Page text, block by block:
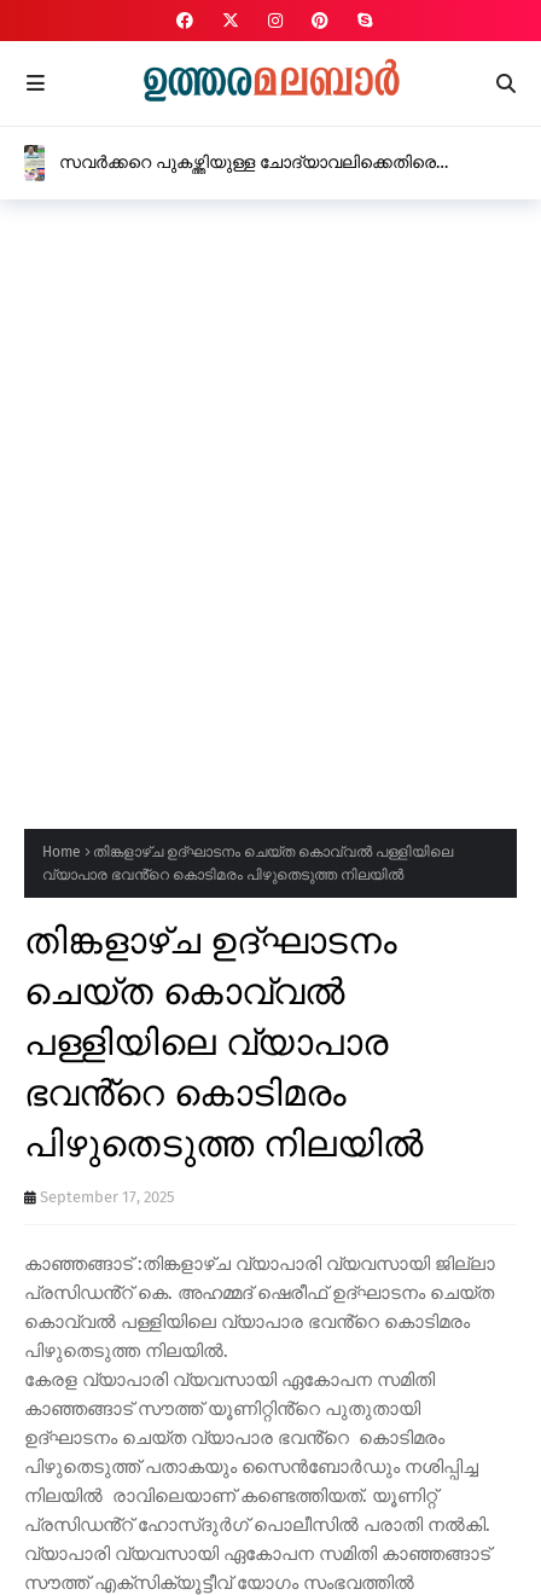
സവർക്കറെ പുകഴ്ത്തിയുള്ള ചോദ്യാവലിക്കെതിരെ
വിദ്യാഭ്യാസ മന്ത്രി
Home
തിങ്കളാഴ്ച ഉദ്ഘാടനം ചെയ്ത കൊവ്വൽ പള്ളിയിലെ
വ്യാപാര ഭവൻ്റെ കൊടിമരം പിഴുതെടുത്ത നിലയിൽ
തിങ്കളാഴ്ച ഉദ്ഘാടനം
ചെയ്ത കൊവ്വൽ
പള്ളിയിലെ വ്യാപാര
ഭവൻ്റെ കൊടിമരം
പിഴുതെടുത്ത നിലയിൽ
September 17, 2025
കാഞ്ഞങ്ങാട് :തിങ്കളാഴ്ച വ്യാപാരി വ്യവസായി ജില്ലാ
പ്രസിഡൻ്റ് കെ. അഹമ്മദ് ഷെരീഫ് ഉദ്ഘാടനം ചെയ്ത
കൊവ്വൽ പള്ളിയിലെ വ്യാപാര ഭവൻ്റെ കൊടിമരം
പിഴുതെടുത്ത നിലയിൽ.
കേരള വ്യാപാരി വ്യവസായി ഏകോപന സമിതി
കാഞ്ഞങ്ങാട് സൗത്ത് യൂണിറ്റിൻ്റെ പുതുതായി
ഉദ്ഘാടനം ചെയ്ത വ്യാപാര ഭവൻ്റെ കൊടിമരം
പിഴുതെടുത്ത് പതാകയും സൈൻബോർഡും നശിപ്പിച്ച
നിലയിൽ രാവിലെയാണ് കണ്ടെത്തിയത്. യൂണിറ്റ്
പ്രസിഡൻ്റ് ഹോസ്ദുർഗ് പൊലീസിൽ പരാതി നൽകി.
വ്യാപാരി വ്യവസായി ഏകോപന സമിതി കാഞ്ഞങ്ങാട്
സൗത്ത് എക്‌സിക്യൂട്ടീവ് യോഗം സംഭവത്തിൽ